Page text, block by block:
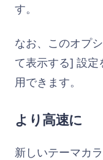
す。
なお、このオプ
て表示する] 設定
用できます。
より高速に
新しいテーマカ